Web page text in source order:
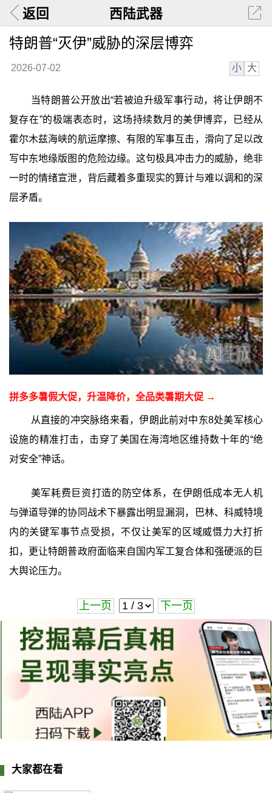
返回 西陆武器
特朗普“灭伊”威胁的深层博弈
2026-07-02 小 大
当特朗普公开放出“若被迫升级军事行动，将让伊朗不
复存在”的极端表态时，这场持续数月的美伊博弈，已经从
霍尔木兹海峡的航运摩擦、有限的军事互击，滑向了足以改
写中东地缘版图的危险边缘。这句极具冲击力的威胁，绝非
一时的情绪宣泄，背后藏着多重现实的算计与难以调和的深
层矛盾。
拼多多暑假大促，升温降价，全品类暑期大促 →
从直接的冲突脉络来看，伊朗此前对中东8处美军核心
设施的精准打击，击穿了美国在海湾地区维持数十年的“绝
对安全”神话。
美军耗费巨资打造的防空体系，在伊朗低成本无人机
与弹道导弹的协同战术下暴露出明显漏洞，巴林、科威特境
内的关键军事节点受损，不仅让美军的区域威慑力大打折
扣，更让特朗普政府面临来自国内军工复合体和强硬派的巨
大舆论压力。
上一页 下一页
大家都在看